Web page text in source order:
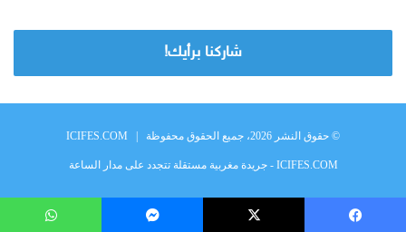
شاركنا برأيك!
© حقوق النشر 2026، جميع الحقوق محفوظة | ICIFES.COM
ICIFES.COM - جريدة مغربية مستقلة تتجدد على مدار الساعة